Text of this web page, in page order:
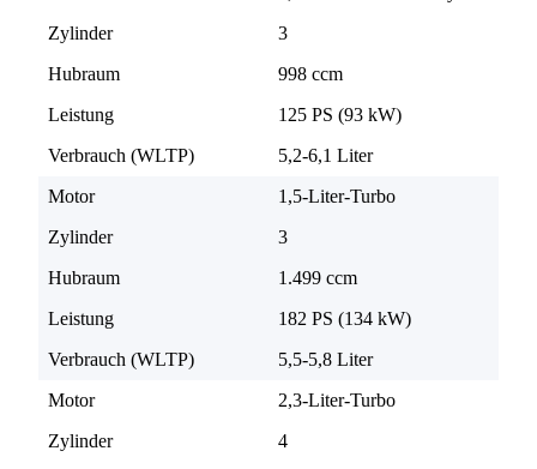
Zylinder
3
Hubraum
998 ccm
Leistung
125 PS (93 kW)
Verbrauch (WLTP)
5,2-6,1 Liter
Motor
1,5-Liter-Turbo
Zylinder
3
Hubraum
1.499 ccm
Leistung
182 PS (134 kW)
Verbrauch (WLTP)
5,5-5,8 Liter
Motor
2,3-Liter-Turbo
Zylinder
4